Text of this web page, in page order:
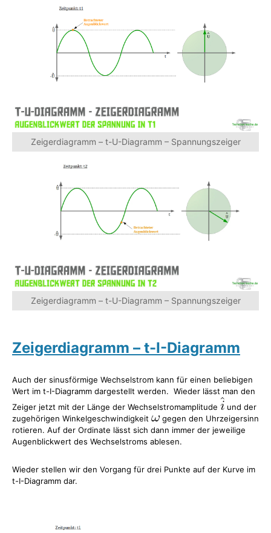
Zeigerdiagramm – t-U-Diagramm – Spannungszeiger
Zeigerdiagramm – t-U-Diagramm – Spannungszeiger
Zeigerdiagramm – t-I-Diagramm
Auch der sinusförmige Wechselstrom kann für einen beliebigen
Wert im t-I-Diagramm dargestellt werden. Wieder lässt man den
Zeiger jetzt mit der Länge der Wechselstromamplitude
und der
zugehörigen Winkelgeschwindigkeit
gegen den Uhrzeigersinn
rotieren. Auf der Ordinate lässt sich dann immer der jeweilige
Augenblickwert des Wechselstroms ablesen.
Wieder stellen wir den Vorgang für drei Punkte auf der Kurve im
t-I-Diagramm dar.